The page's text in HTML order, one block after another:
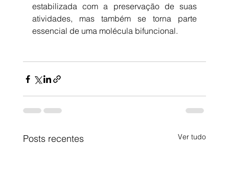
estabilizada com a preservação de suas
atividades, mas também se torna parte
essencial de uma molécula bifuncional.
Posts recentes Ver tudo